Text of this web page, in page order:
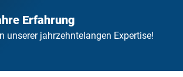
Erfahrung
unserer jahrzehntelangen Expertise!